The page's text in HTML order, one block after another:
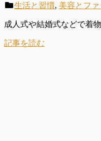
生活と習慣, 美容とフ
成人式や結婚式などで着
記事を読む